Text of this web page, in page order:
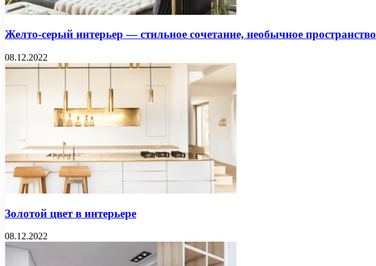
Желто-серый интерьер — стильное сочетание, необычное пространство
08.12.2022
Золотой цвет в интерьере
08.12.2022